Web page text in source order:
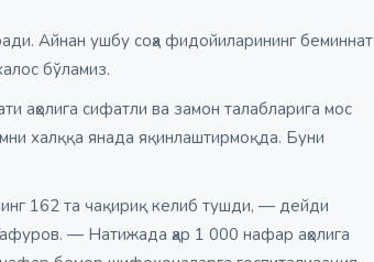
Айнан ушбу соҳа фидойиларининг беминнат
бўламиз.
аҳолига сифатли ва замон талабларига мос
халққа янада яқинлаштирмоқда. Буни
162 та чақириқ келиб тушди, — дейди
— Натижада ҳар 1 000 нафар аҳолига